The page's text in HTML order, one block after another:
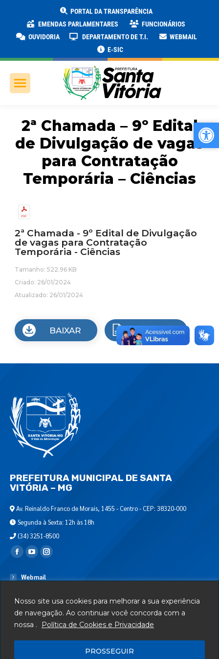
Nosso site usa cookies para melhorar a sua experiência
de navegação. Ao continuar você concorda com a
nossa .
Política de Cookies e Privacidade
PROSSEGUIR
PORTAL DA TRANSPARÊNCIA
EMENDAS PARLAMENTARES
FUNCIONÁRIOS
OUVIDORIA
DEPARTAMENTO DE T.I.
WEBMAIL
E-SIC
2ª Chamada – 9º Edital
de Divulgação de vagas
para Contratação
Temporária – Ciências
2ª Chamada - 9º Edital de Divulgação
de vagas para Contratação
Temporária - Ciências
Tamanho: 522.96 KB
Criado: 26/01/2024
Atualizado: 26/01/2024
BAIXAR VISUALIZAR
PREFEITURA MUNICIPAL DE SANTA
VITÓRIA – MG
Av. Reinaldo Franco de Morais, 1455 - Centro - CEP: 38320-000
Segunda à Sexta: 12h às 18h
(34) 3251-8500
Encontre-nos em:
Webmail
Serviços
Telefones Úteis